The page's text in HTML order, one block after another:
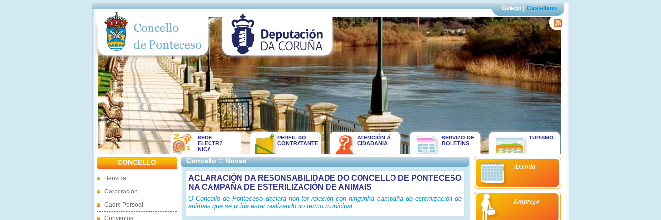
Galego| Castellano
SEDE
ELECTR?
NICA
PERFIL DO
CONTRATANTE
ATENCIÓN Á
CIDADANÍA
SERVIZO DE
BOLETÍNS
TURISMO
CONCELLO
Benvida
Corporación
Cadro Persoal
Convenios
Concello :: Novas
ACLARACIÓN DA RESONSABILIDADE DO CONCELLO DE PONTECESO
NA CAMPAÑA DE ESTERILIZACIÓN DE ANIMAIS
O Concello de Ponteceso declara non ter relación con ningunha campaña de esterilización de
animais que se poida estar realizando no termo municipal
Axenda
Emprego